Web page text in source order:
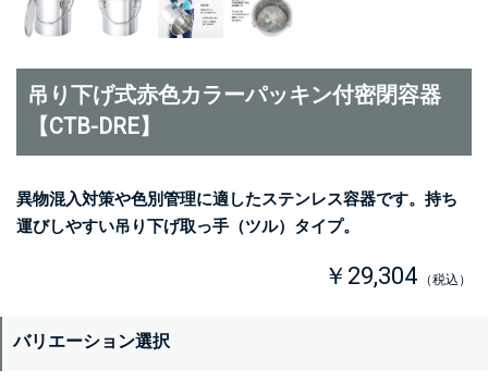
吊り下げ式赤色カラーパッキン付密閉容器
【CTB-DRE】
異物混入対策や色別管理に適したステンレス容器です。持ち
運びしやすい吊り下げ取っ手（ツル）タイプ。
￥29,304 （税込）
バリエーション選択